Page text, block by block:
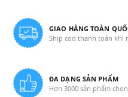
GIAO HÀNG TOÀN
Ship cod thanh toán khi
ĐA DẠNG SẢN PHẨM
Hơn 3000 sản phẩm